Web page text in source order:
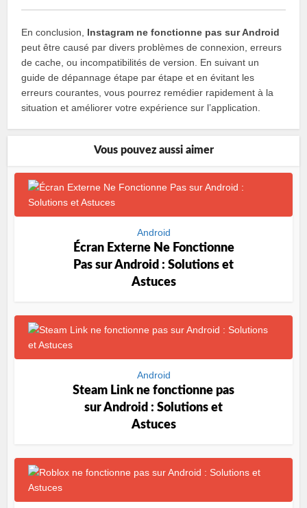
En conclusion, Instagram ne fonctionne pas sur Android
peut être causé par divers problèmes de connexion, erreurs
de cache, ou incompatibilités de version. En suivant un
guide de dépannage étape par étape et en évitant les
erreurs courantes, vous pourrez remédier rapidement à la
situation et améliorer votre expérience sur l’application.
Vous pouvez aussi aimer
Android
Écran Externe Ne Fonctionne
Pas sur Android : Solutions et
Astuces
Android
Steam Link ne fonctionne pas
sur Android : Solutions et
Astuces